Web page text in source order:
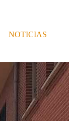
NOTICIAS